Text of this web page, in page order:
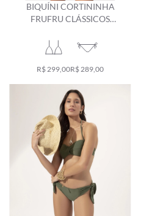
BIQUÍNI CORTININHA
FRUFRU CLÁSSICOS
R$ 299,00R$ 289,00